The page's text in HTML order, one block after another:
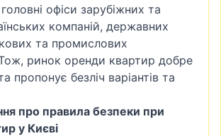
офіси зарубіжних та
компаній, державних
та промислових
Тож, ринок оренди квартир добре
пропонує безліч варіантів та
про правила безпеки при
у Києві